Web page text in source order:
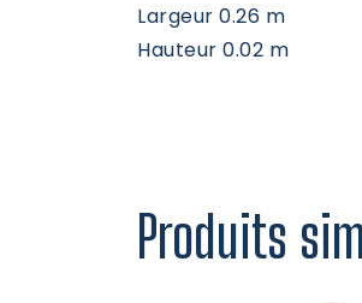
Largeur 0.26 m
Hauteur 0.02 m
Produits